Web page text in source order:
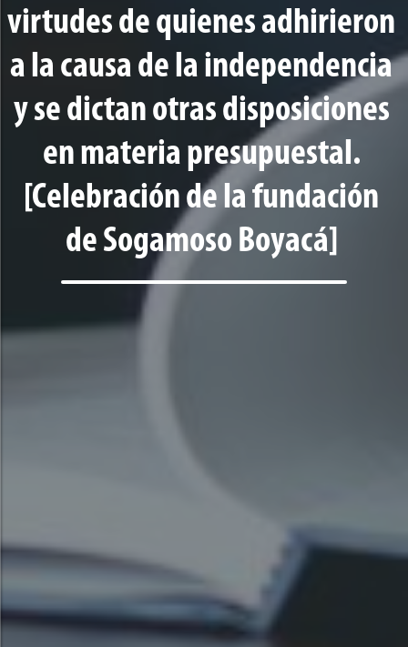
virtudes de quienes adhirieron
a la causa de la independencia
y se dictan otras disposiciones
en materia presupuestal.
[Celebración de la fundación
de Sogamoso Boyacá]